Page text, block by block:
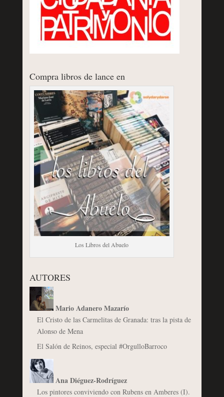
Compra libros de lance en
Los Libros del Abuelo
AUTORES
Mario Adanero Mazarío
El Cristo de las Carmelitas de Granada: tras la pista de
Alonso de Mena
El Salón de Reinos, especial #OrgulloBarroco
Ana Diéguez-Rodríguez
Los pintores conviviendo con Rubens en Amberes (I).